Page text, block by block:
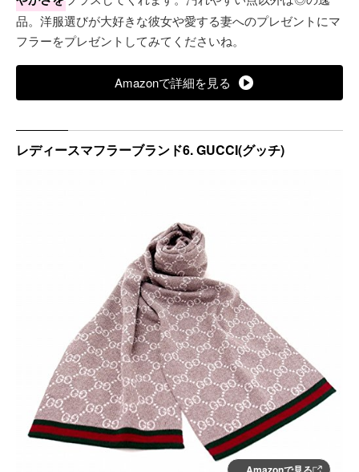
品。洋服選びが大好きな彼女や愛する妻へのプレゼントにマ
フラーをプレゼントしてみてくださいね。
Amazonで詳細を見る
レディースマフラーブランド6. GUCCI(グッチ)